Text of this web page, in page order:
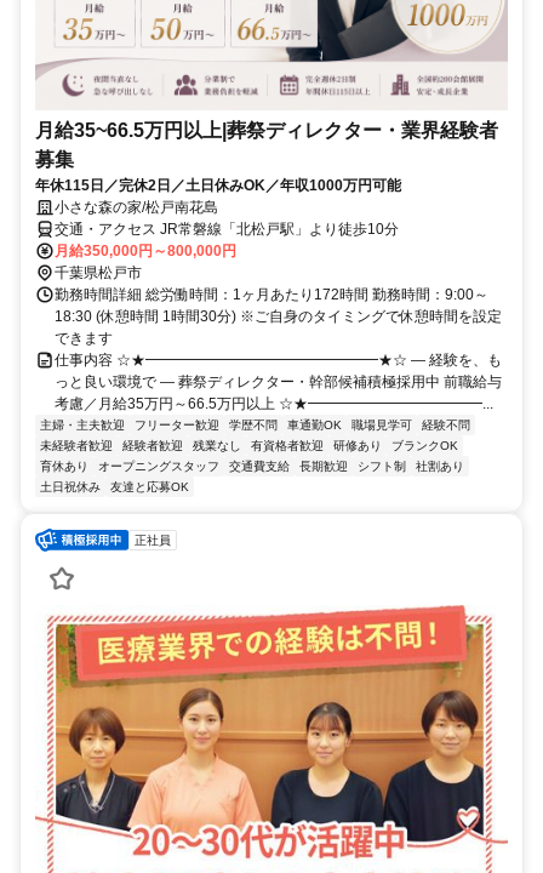
月給35~66.5万円以上|葬祭ディレクター・業界経験者
募集
年休115日／完休2日／土日休みOK／年収1000万円可能
小さな森の家/松戸南花島
交通・アクセス JR常磐線「北松戸駅」より徒歩10分
月給350,000円～800,000円
千葉県松戸市
勤務時間詳細 総労働時間：1ヶ月あたり172時間 勤務時間：9:00～
18:30 (休憩時間 1時間30分) ※ご自身のタイミングで休憩時間を設定
できます
仕事内容 ☆★━━━━━━━━━━━━━━━━★☆ ― 経験を、も
っと良い環境で ― 葬祭ディレクター・幹部候補積極採用中 前職給与
考慮／月給35万円～66.5万円以上 ☆★━━━━━━━━━━━━...
主婦・主夫歓迎 フリーター歓迎 学歴不問 車通勤OK 職場見学可
経験不問
未経験者歓迎
経験者歓迎 残業なし 有資格者歓迎 研修あり
ブランクOK
育休あり
オープニングスタッフ 交通費支給 長期歓迎 シフト制
社割あり
土日祝休み
友達と応募OK
正社員